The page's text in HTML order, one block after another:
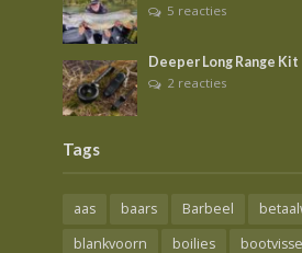
5 reacties
Deeper Long Range Kit
2 reacties
Tags
aas baars Barbeel
blankvoorn
boilies